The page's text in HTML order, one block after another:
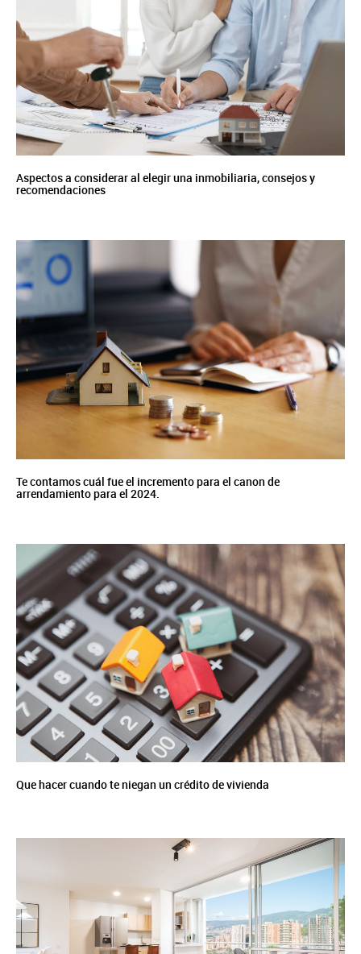
Aspectos a considerar al elegir una inmobiliaria, consejos y
recomendaciones
Te contamos cuál fue el incremento para el canon de
arrendamiento para el 2024.
Que hacer cuando te niegan un crédito de vivienda